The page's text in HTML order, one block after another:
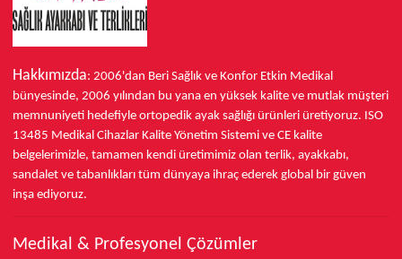
Hakkımızda: 2006'dan Beri Sağlık ve Konfor Etkin Medikal
bünyesinde, 2006 yılından bu yana en yüksek kalite ve mutlak müşteri
memnuniyeti hedefiyle ortopedik ayak sağlığı ürünleri üretiyoruz. ISO
13485 Medikal Cihazlar Kalite Yönetim Sistemi ve CE kalite
belgelerimizle, tamamen kendi üretimimiz olan terlik, ayakkabı,
sandalet ve tabanlıkları tüm dünyaya ihraç ederek global bir güven
inşa ediyoruz.
Medikal & Profesyonel Çözümler